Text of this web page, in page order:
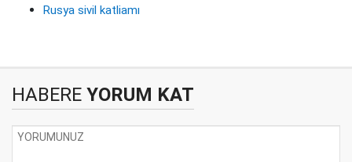
Rusya sivil katliamı
HABERE YORUM KAT